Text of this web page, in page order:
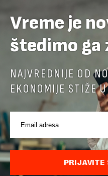
Google menja
Hasabis i ključni
uloge
Vreme je
štedimo ga
NAJVREDNIJE OD
EKONOMIJE STIŽE
PRIJAVITE